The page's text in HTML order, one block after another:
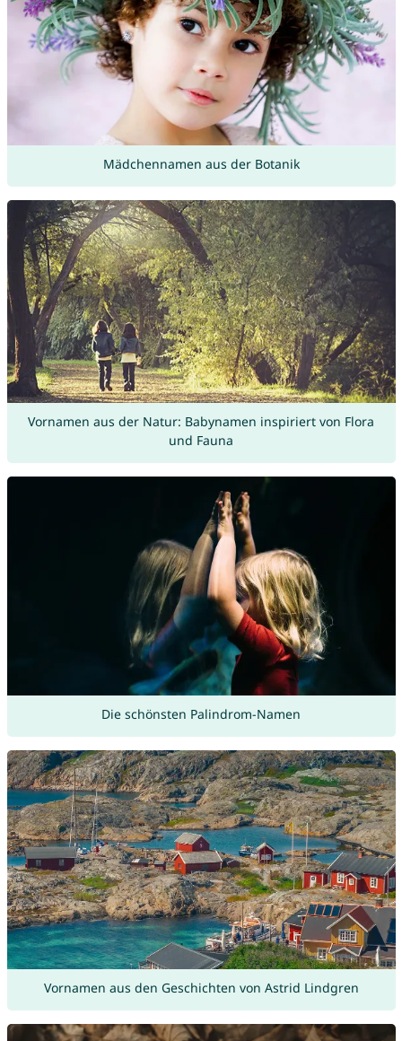
Mädchennamen aus der Botanik
Vornamen aus der Natur: Babynamen inspiriert von Flora
und Fauna
Die schönsten Palindrom-Namen
Vornamen aus den Geschichten von Astrid Lindgren